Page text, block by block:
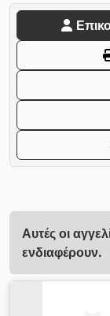
Αυτές οι
ενδιαφέρουν.